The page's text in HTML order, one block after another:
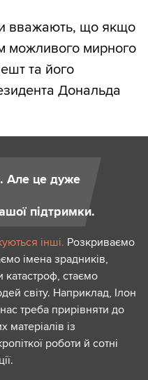
вважають, що якщо
можливого мирного
та його
Дональда
Але це дуже
підтримки.
інші. Розкриваємо
імена зрадників,
стаємо
світу. Наприклад, Ілон
треба прирівняти до
матеріалів із
роботи й сотні